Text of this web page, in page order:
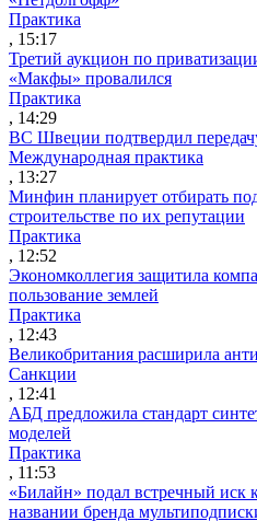
Практика
, 15:17
Третий аукцион по
«Макфы» провалился
Практика
, 14:29
ВС Швеции подтвердил
Международная практика
, 13:27
Минфин планирует отбирать
строительстве по их репутации
Практика
, 12:52
Экономколлегия защитила
пользование землей
Практика
, 12:43
Великобритания расширила
Санкции
, 12:41
АБД предложила стандарт
моделей
Практика
, 11:53
«Билайн» подал встречный иск
названии бренда